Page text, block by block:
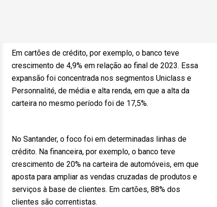
Em cartões de crédito, por exemplo, o banco teve
crescimento de 4,9% em relação ao final de 2023. Essa
expansão foi concentrada nos segmentos Uniclass e
Personnalité, de média e alta renda, em que a alta da
carteira no mesmo período foi de 17,5%.
No Santander, o foco foi em determinadas linhas de
crédito. Na financeira, por exemplo, o banco teve
crescimento de 20% na carteira de automóveis, em que
aposta para ampliar as vendas cruzadas de produtos e
serviços à base de clientes. Em cartões, 88% dos
clientes são correntistas.